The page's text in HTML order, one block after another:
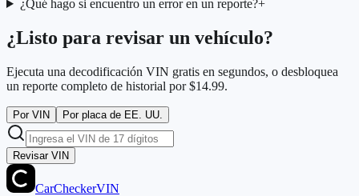
¿Qué hago si encuentro un error en un reporte?+
¿Listo para revisar un vehículo?
Ejecuta una decodificación VIN gratis en segundos, o desbloquea
un reporte completo de historial por $14.99.
Por VIN Por placa de EE. UU.
Revisar VIN
CarCheckerVIN